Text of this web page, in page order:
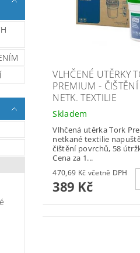
VLHČENÉ UTĚRKY
PREMIUM -
NETK. TEXTILIE
Skladem
Vlhčená utěrka Tork
netkané textilie
čištění povrchů, 58
Cena za 1...
470,69 Kč včetně DPH
389 Kč